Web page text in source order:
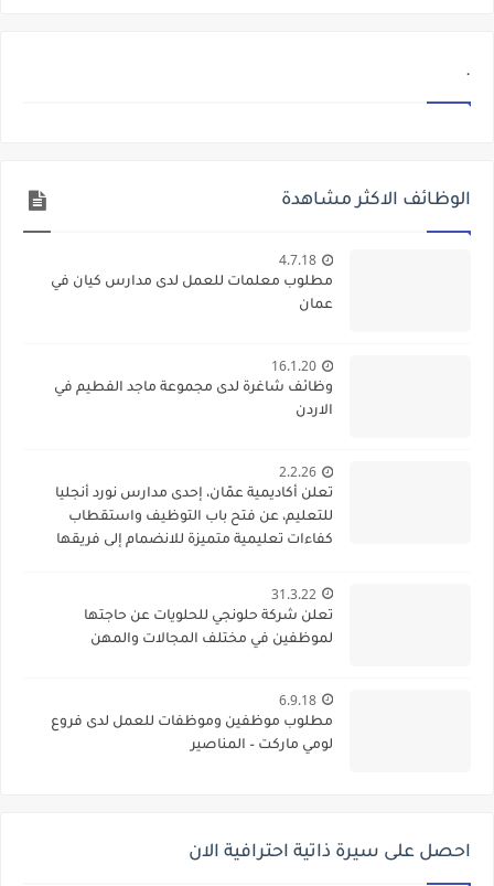
.
الوظائف الاكثر مشاهدة
4.7.18
مطلوب معلمات للعمل لدى مدارس كيان في
عمان
16.1.20
وظائف شاغرة لدى مجموعة ماجد الفطيم في
الاردن
2.2.26
تعلن أكاديمية عمّان، إحدى مدارس نورد أنجليا
للتعليم، عن فتح باب التوظيف واستقطاب
كفاءات تعليمية متميزة للانضمام إلى فريقها
31.3.22
تعلن شركة حلونجي للحلويات عن حاجتها
لموظفين في مختلف المجالات والمهن
6.9.18
مطلوب موظفين وموظفات للعمل لدى فروع
لومي ماركت – المناصير
احصل على سيرة ذاتية احترافية الان